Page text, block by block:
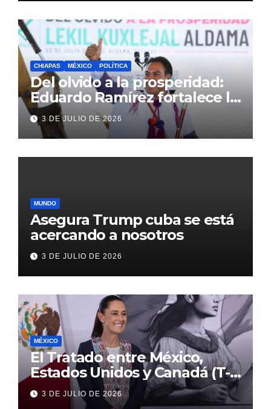
CHIAPAS MÉXICO POLÍTICA
Del olvido a la prosperidad:
Eduardo Ramírez fortalece la
transformación de Aldama
con inversión histórica
3 DE JULIO DE 2026
MUNDO
Asegura Trump cuba se está
acercando a nosotros
3 DE JULIO DE 2026
MÉXICO
El Tratado entre México,
Estados Unidos y Canadá (T-
MEC) se mantiene hasta el
2036: Presidenta Claudia
3 DE JULIO DE 2026